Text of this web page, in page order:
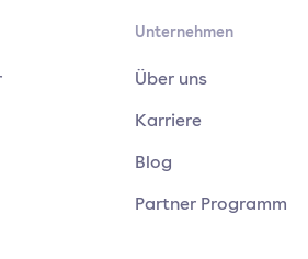
Unternehmen
Über uns
Karriere
Blog
Partner Programm